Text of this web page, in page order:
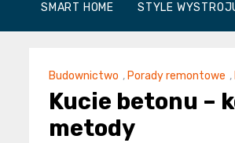
SMART HOME STYLE
Budownictwo , Porady remontowe ,
Kucie betonu –
metody